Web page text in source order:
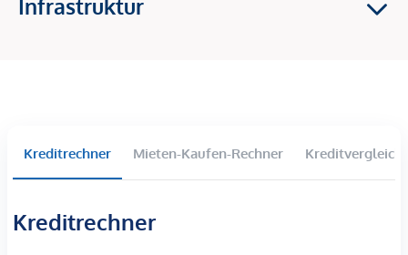
2-4 Zimmer Wohnungen
Die Ausstattung:
Betonkernaktivierung auf Basis von Fernwärme mit
Infrastruktur
Kreditrechner Mieten-Kaufen-Rechner Kreditvergleich
Kreditrechner